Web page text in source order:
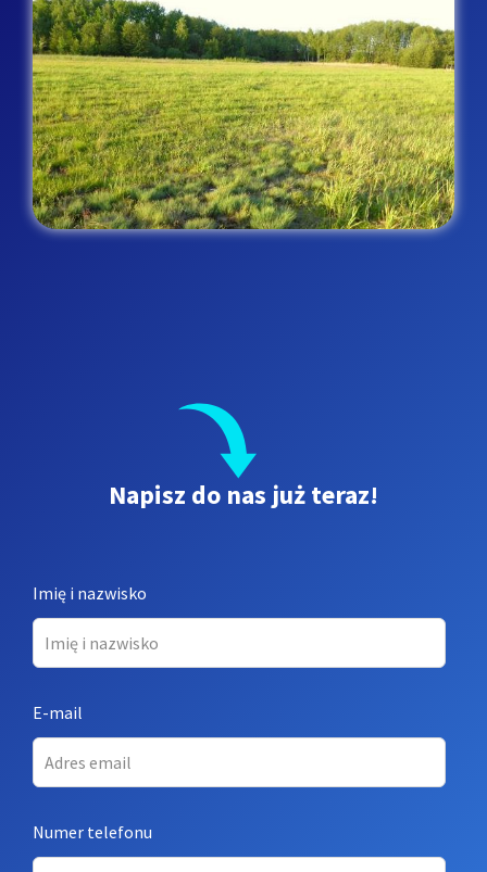
Napisz do nas już teraz!
Leave
this
field
Imię i nazwisko
E-mail
Numer telefonu